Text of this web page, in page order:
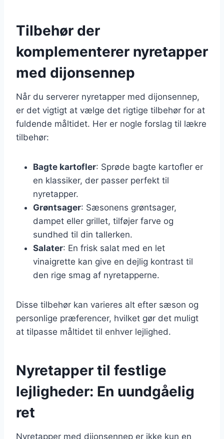
Tilbehør der
komplementerer nyretapper
med dijonsennep
Når du serverer nyretapper med dijonsennep,
er det vigtigt at vælge det rigtige tilbehør for at
fuldende måltidet. Her er nogle forslag til lækre
tilbehør:
Bagte kartofler: Sprøde bagte kartofler er
en klassiker, der passer perfekt til
nyretapper.
Grøntsager: Sæsonens grøntsager,
dampet eller grillet, tilføjer farve og
sundhed til din tallerken.
Salater: En frisk salat med en let
vinaigrette kan give en dejlig kontrast til
den rige smag af nyretapperne.
Disse tilbehør kan varieres alt efter sæson og
personlige præferencer, hvilket gør det muligt
at tilpasse måltidet til enhver lejlighed.
Nyretapper til festlige
lejligheder: En uundgåelig
ret
Nyretapper med dijonsennep er ikke kun en